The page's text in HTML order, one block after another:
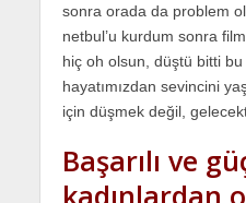
sonra orada da problem
netbul’u kurdum sonra
hiç oh olsun, düştü bitti bu
hayatımızdan sevincini
için düşmek değil,
Başarılı ve